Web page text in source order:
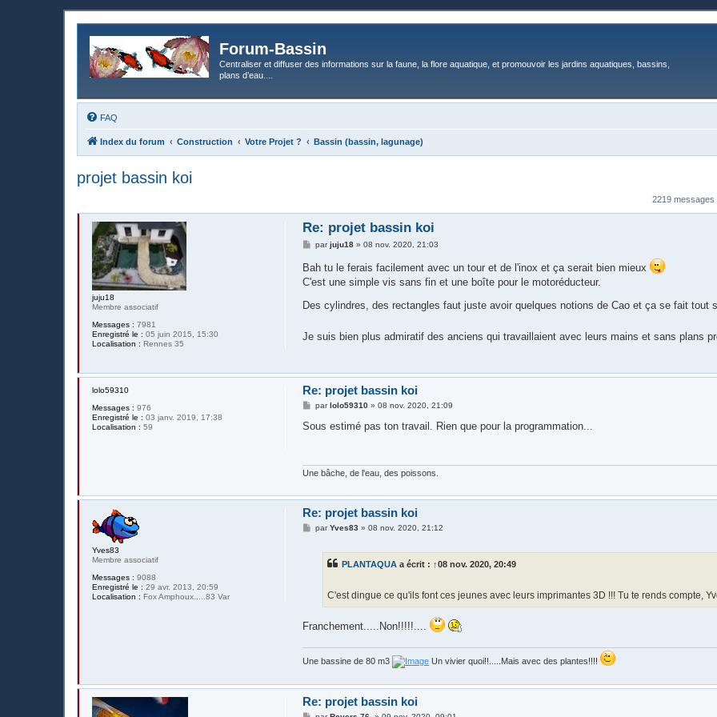
Forum-Bassin
Centraliser et diffuser des informations sur la faune, la flore aquatique, et promouvoir les jardins aquatiques, bassins,
plans d’eau....
FAQ
Index du forum Construction Votre Projet ? Bassin (bassin, lagunage)
projet bassin koi
2219 messages
juju18
Membre associatif
Messages : 7981
Enregistré le : 05 juin 2015, 15:30
Localisation : Rennes 35
Re: projet bassin koi
M
s
s
a
parjuju18 »08 nov. 2020, 21:03
Bah tu le ferais facilement avec un tour et de l'inox et ça serait bien mieux
C'est une simple vis sans fin et une boîte pour le motoréducteur.
Des cylindres, des rectangles faut juste avoir quelques notions de Cao et ça se fait tout
Je suis bien plus admiratif des anciens qui travaillaient avec leurs mains et sans plans
lolo59310
Messages : 976
Enregistré le : 03 janv. 2019, 17:38
Localisation : 59
Re: projet bassin koi
M
s
parlolo59310 »08 nov. 2020, 21:09
Sous estimé pas ton travail. Rien que pour la programmation...
Une bâche, de l'eau, des poissons.
Yves83
Membre associatif
Messages : 9088
Enregistré le : 29 avr. 2013, 20:59
Localisation : Fox Amphoux.....83 Var
Re: projet bassin koi
MparYves83 »08 nov. 2020, 21:12
PLANTAQUA a écrit : ↑08 nov. 2020, 20:49
C'est dingue ce qu'ils font ces jeunes avec leurs imprimantes 3D !!! Tu te rends compte,
Franchement.....Non!!!!!....
Une bassine de 80 m3 Un vivier quoi!!.....Mais avec des plantes!!!!
Re: projet bassin koi